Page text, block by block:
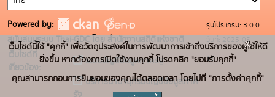
Powered by:
สนับสนุนระบบ Thai-GDC โดย สำนักงานสถิติแห่งชาติ
เว็บไซต์ที่
เกี่ยวข้อง:
ระบบบัญชีข้อมูลภาครัฐ
บริการนามานุกรมบัญชีข้อมูลภาค
รัฐ
รุ่นโปรแกรม: 3.0.0
วันที่: 2025-05-
19
เว็บไซต์นี้ใช้ "คุกกี้" เพื่อวัตถุประสงค์ในการพัฒนาการเข้าถึงบริการของผู้ใช้ให้ดี
ยิ่งขึ้น หากต้องการเปิดใช้งานคุกกี้ โปรดคลิก "ยอมรับคุกกี้"
คุณสามารถถอนการยินยอมของคุณได้ตลอดเวลา โดยไปที่ "การตั้งค่าคุกกี้"
x